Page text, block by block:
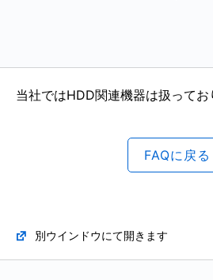
当社ではHDD関連機器は扱ってお
FAQに戻る
別ウインドウにて開きます